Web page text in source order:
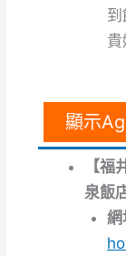
貴
顯示
【
泉飯
網